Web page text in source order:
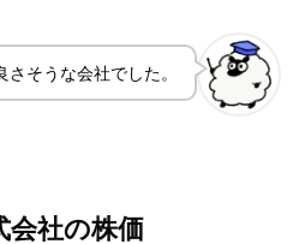
そうな会社でした。
会社の株価